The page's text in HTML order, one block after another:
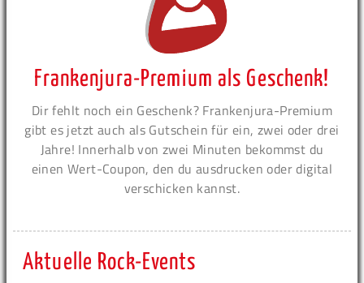
Frankenjura-Premium als Geschenk!
Dir fehlt noch ein Geschenk? Frankenjura-Premium
gibt es jetzt auch als Gutschein für ein, zwei oder drei
Jahre! Innerhalb von zwei Minuten bekommst du
einen Wert-Coupon, den du ausdrucken oder digital
verschicken kannst.
Aktuelle Rock-Events